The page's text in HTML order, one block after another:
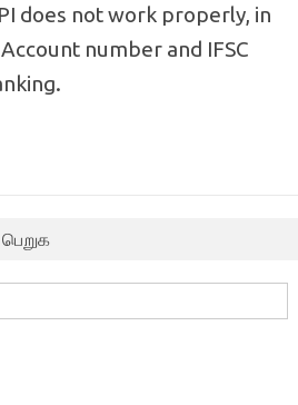
does not work properly, in
number and IFSC